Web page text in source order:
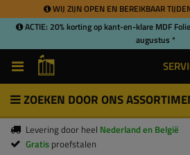
WIJ ZIJN OPEN EN BEREIKBAAR
ACTIE: 20% korting op kant-en-klare MDF
augustus *
ZOEKEN DOOR ONS
Levering door heel Nederland en België
Gratis proefstalen